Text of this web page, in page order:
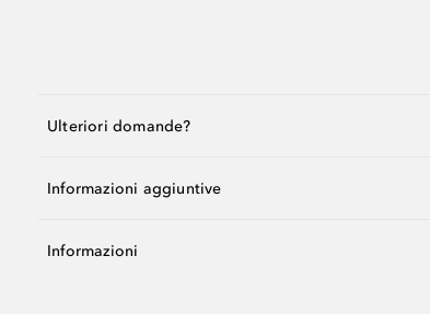
Ulteriori domande?
Informazioni aggiuntive
Informazioni